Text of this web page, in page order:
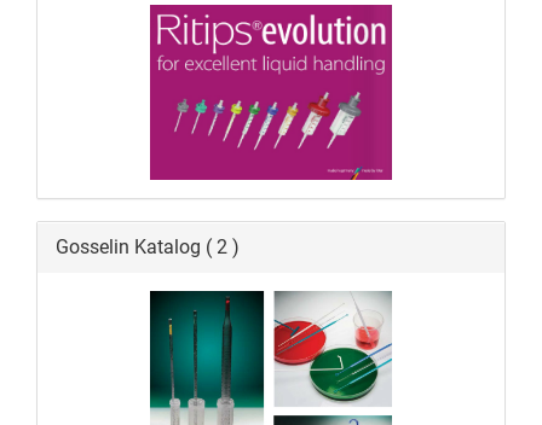
Gosselin Katalog ( 2 )